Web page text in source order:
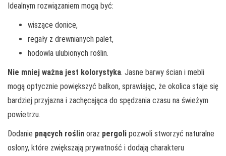
Idealnym rozwiązaniem mogą być:
wiszące donice,
regały z drewnianych palet,
hodowla ulubionych roślin.
Nie mniej ważna jest kolorystyka. Jasne barwy ścian i mebli
mogą optycznie powiększyć balkon, sprawiając, że okolica staje się
bardziej przyjazna i zachęcająca do spędzania czasu na świeżym
powietrzu.
Dodanie pnących roślin oraz pergoli pozwoli stworzyć naturalne
osłony, które zwiększają prywatność i dodają charakteru